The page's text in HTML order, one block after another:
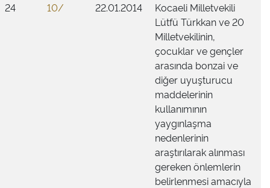
24
10/ 22.01.2014
Kocaeli Milletvekili
Lütfü Türkkan ve 20
Milletvekilinin,
çocuklar ve gençler
arasında bonzai ve
diğer uyuşturucu
maddelerinin
kullanımının
yaygınlaşma
nedenlerinin
araştırılarak alınması
gereken önlemlerin
belirlenmesi amacıyla